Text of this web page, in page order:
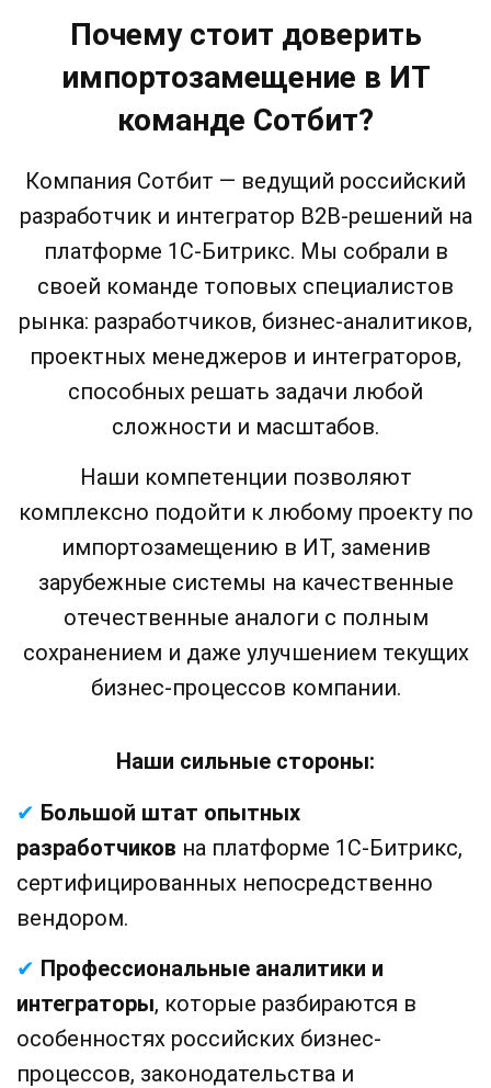
Почему стоит доверить
импортозамещение в ИТ
команде Сотбит?
Компания Сотбит — ведущий российский
разработчик и интегратор B2B-решений на
платформе 1С-Битрикс. Мы собрали в
своей команде топовых специалистов
рынка: разработчиков, бизнес-аналитиков,
проектных менеджеров и интеграторов,
способных решать задачи любой
сложности и масштабов.
Наши компетенции позволяют
комплексно подойти к любому проекту по
импортозамещению в ИТ, заменив
зарубежные системы на качественные
отечественные аналоги с полным
сохранением и даже улучшением текущих
бизнес-процессов компании.
Наши сильные стороны:
✔ Большой штат опытных
разработчиков на платформе 1С-Битрикс,
сертифицированных непосредственно
вендором.
✔ Профессиональные аналитики и
интеграторы, которые разбираются в
особенностях российских бизнес-
процессов, законодательства и